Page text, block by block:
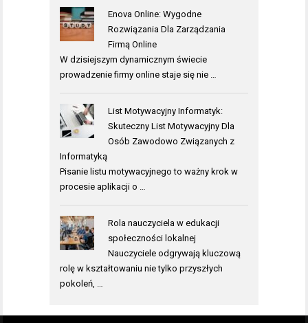
Enova Online: Wygodne
Rozwiązania Dla Zarządzania
Firmą Online
W dzisiejszym dynamicznym świecie
prowadzenie firmy online staje się nie …
List Motywacyjny Informatyk:
Skuteczny List Motywacyjny Dla
Osób Zawodowo Związanych z
Informatyką
Pisanie listu motywacyjnego to ważny krok w
procesie aplikacji o …
Rola nauczyciela w edukacji
społeczności lokalnej
Nauczyciele odgrywają kluczową
rolę w kształtowaniu nie tylko przyszłych
pokoleń, …